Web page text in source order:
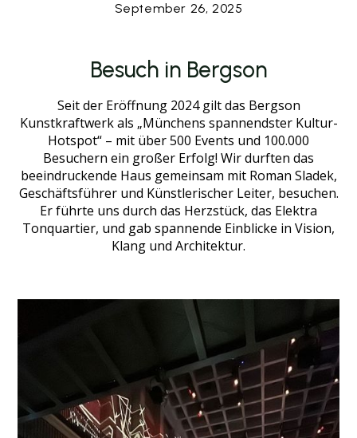
September 26, 2025
Besuch in Bergson
Seit der Eröffnung 2024 gilt das Bergson
Kunstkraftwerk als „Münchens spannendster Kultur-
Hotspot“ – mit über 500 Events und 100.000
Besuchern ein großer Erfolg! Wir durften das
beeindruckende Haus gemeinsam mit Roman Sladek,
Geschäftsführer und Künstlerischer Leiter, besuchen.
Er führte uns durch das Herzstück, das Elektra
Tonquartier, und gab spannende Einblicke in Vision,
Klang und Architektur.